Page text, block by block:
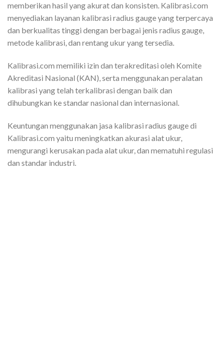
memberikan hasil yang akurat dan konsisten. Kalibrasi.com
menyediakan layanan kalibrasi radius gauge yang terpercaya
dan berkualitas tinggi dengan berbagai jenis radius gauge,
metode kalibrasi, dan rentang ukur yang tersedia.
Kalibrasi.com memiliki izin dan terakreditasi oleh Komite
Akreditasi Nasional (KAN), serta menggunakan peralatan
kalibrasi yang telah terkalibrasi dengan baik dan
dihubungkan ke standar nasional dan internasional.
Keuntungan menggunakan jasa kalibrasi radius gauge di
Kalibrasi.com yaitu meningkatkan akurasi alat ukur,
mengurangi kerusakan pada alat ukur, dan mematuhi regulasi
dan standar industri.